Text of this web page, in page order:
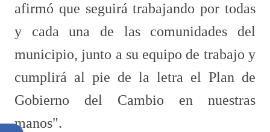
afirmó que seguirá trabajando por todas
y cada una de las comunidades del
municipio, junto a su equipo de trabajo y
cumplirá al pie de la letra el Plan de
Gobierno del Cambio en nuestras
manos".​